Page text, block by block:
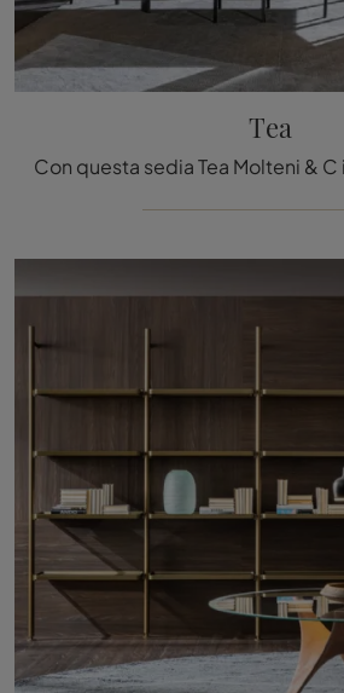
Tea